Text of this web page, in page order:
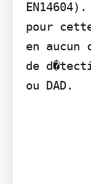
pour
en aucun
de
ou DAD.